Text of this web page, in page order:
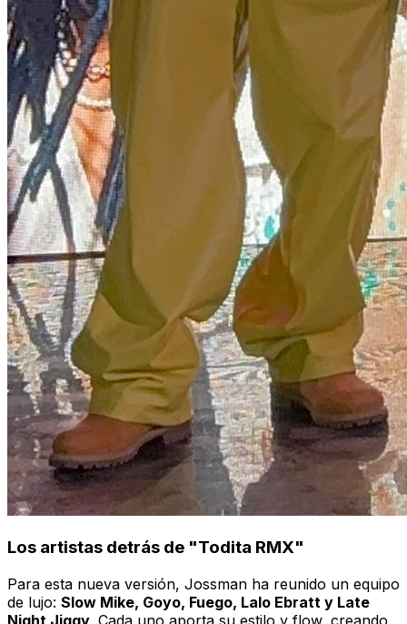
Los artistas detrás de "Todita RMX"
Para esta nueva versión, Jossman ha reunido un equipo
de lujo: Slow Mike, Goyo, Fuego, Lalo Ebratt y Late
Night Jiggy . Cada uno aporta su estilo y flow, creando